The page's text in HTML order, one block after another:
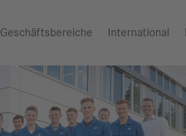
Geschäftsbereiche International